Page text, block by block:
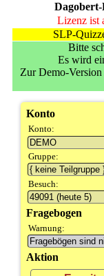
Lizenz ist
SLP-
Bitte
Es wird
Zur Demo-
Konto
Konto:
Gruppe:
Besuch:
Fragebogen
Warnung:
Aktion